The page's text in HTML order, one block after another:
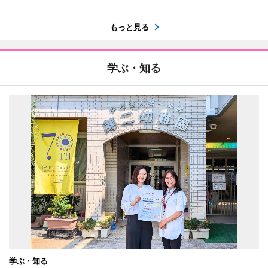
もっと見る
学ぶ・知る
学ぶ・知る